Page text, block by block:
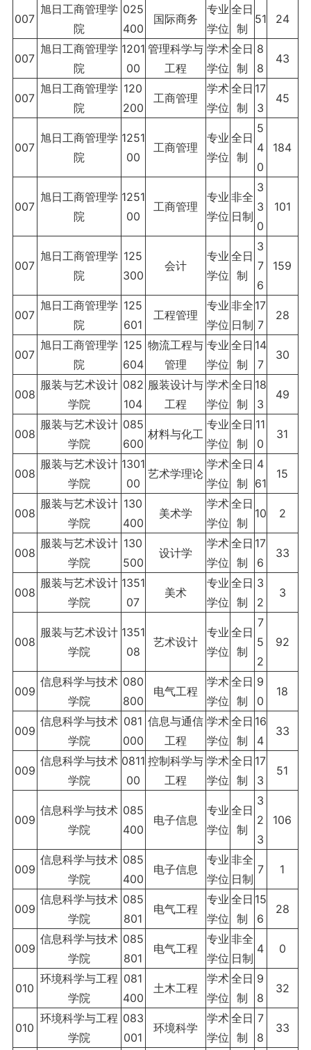
007
旭日工商管理学
院
025
400
国际商务
专业
学位
全日
制
51 24
007
旭日工商管理学
院
1201
00
管理科学与
工程
学术
学位
全日
制
8
8
43
007
旭日工商管理学
院
120
200
工商管理
学术
学位
全日
制
17
3
45
007
旭日工商管理学
院
1251
00
工商管理
专业
学位
全日
制
5
4
0
184
007
旭日工商管理学
院
1251
00
工商管理
专业
学位
非全
日制
3
3
0
101
007
旭日工商管理学
院
125
300
会计
专业
学位
全日
制
3
7
6
159
007
旭日工商管理学
院
125
601
工程管理
专业
学位
非全
日制
17
7
28
007
旭日工商管理学
院
125
604
物流工程与
管理
专业
学位
全日
制
14
7
30
008
服装与艺术设计
学院
082
104
服装设计与
工程
学术
学位
全日
制
18
3
49
008
服装与艺术设计
学院
085
600
材料与化工
专业
学位
全日
制
11
0
31
008
服装与艺术设计
学院
1301
00
艺术学理论
学术
学位
全日
制
4
61
15
008
服装与艺术设计
学院
130
400
美术学
学术
学位
全日
制
10 2
008
服装与艺术设计
学院
130
500
设计学
学术
学位
全日
制
17
6
33
008
服装与艺术设计
学院
1351
07
美术
专业
学位
全日
制
3
2
3
008
服装与艺术设计
学院
1351
08
艺术设计
专业
学位
全日
制
7
5
2
92
009
信息科学与技术
学院
080
800
电气工程
学术
学位
全日
制
9
0
18
009
信息科学与技术
学院
081
000
信息与通信
工程
学术
学位
全日
制
16
4
33
009
信息科学与技术
学院
0811
00
控制科学与
工程
学术
学位
全日
制
17
3
51
009
信息科学与技术
学院
085
400
电子信息
专业
学位
全日
制
3
2
3
106
009
信息科学与技术
学院
085
400
电子信息
专业
学位
非全
日制
7 1
009
信息科学与技术
学院
085
801
电气工程
专业
学位
全日
制
15
6
28
009
信息科学与技术
学院
085
801
电气工程
专业
学位
非全
日制
4 0
010
环境科学与工程
学院
081
400
土木工程
学术
学位
全日
制
9
8
32
010
环境科学与工程
学院
083
001
环境科学
学术
学位
全日
制
7
8
33